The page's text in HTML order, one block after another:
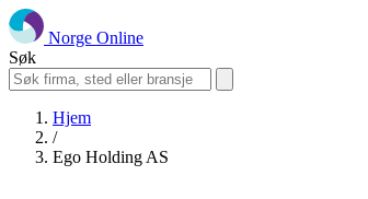
Norge Online
Søk
Hjem
/
Ego Holding AS